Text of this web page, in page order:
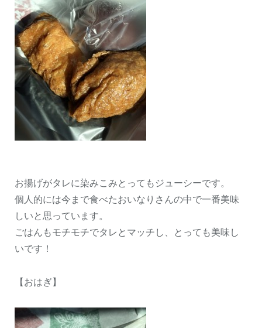
お揚げがタレに染みこみとってもジューシーです。
個人的には今まで食べたおいなりさんの中で一番美味
しいと思っています。
ごはんもモチモチでタレとマッチし、とっても美味し
いです！
【おはぎ】